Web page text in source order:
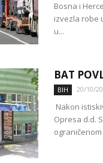
Bosna i
izvezla robe
u...
BAT
BIH 20/10/
Nakon
Opresa d.d.